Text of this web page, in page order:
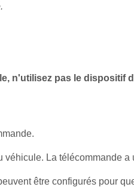
n'utilisez pas le dispositif
La télécommande a
être configurés pour